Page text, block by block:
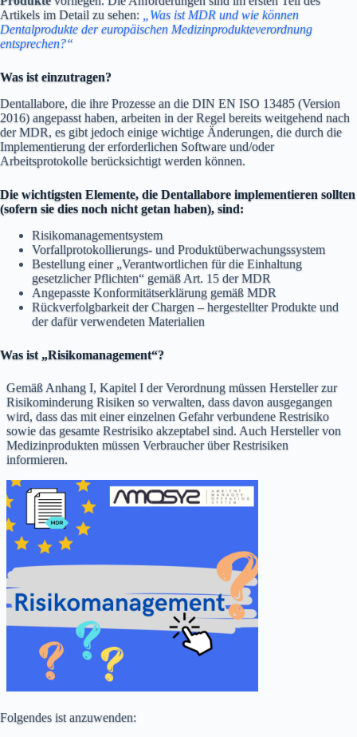
Artikels im Detail zu sehen:
„Was ist MDR und wie können
Dentalprodukte der europäischen Medizinprodukteverordnung
entsprechen?“
Was ist einzutragen?
Dentallabore, die ihre Prozesse an die DIN EN ISO 13485 (Version
2016) angepasst haben, arbeiten in der Regel bereits weitgehend nach
der MDR, es gibt jedoch einige wichtige Änderungen, die durch die
Implementierung der erforderlichen Software und/oder
Arbeitsprotokolle berücksichtigt werden können.
Die wichtigsten Elemente, die Dentallabore implementieren sollten
(sofern sie dies noch nicht getan haben), sind:
Risikomanagementsystem
Vorfallprotokollierungs- und Produktüberwachungssystem
Bestellung einer „Verantwortlichen für die Einhaltung
gesetzlicher Pflichten“ gemäß Art. 15 der MDR
Angepasste Konformitätserklärung gemäß MDR
Rückverfolgbarkeit der Chargen – hergestellter Produkte und
der dafür verwendeten Materialien
Was ist „Risikomanagement“?
Gemäß Anhang I, Kapitel I der Verordnung müssen Hersteller zur
Risikominderung Risiken so verwalten, dass davon ausgegangen
wird, dass das mit einer einzelnen Gefahr verbundene Restrisiko
sowie das gesamte Restrisiko akzeptabel sind. Auch Hersteller von
Medizinprodukten müssen Verbraucher über Restrisiken
informieren.
Folgendes ist anzuwenden: